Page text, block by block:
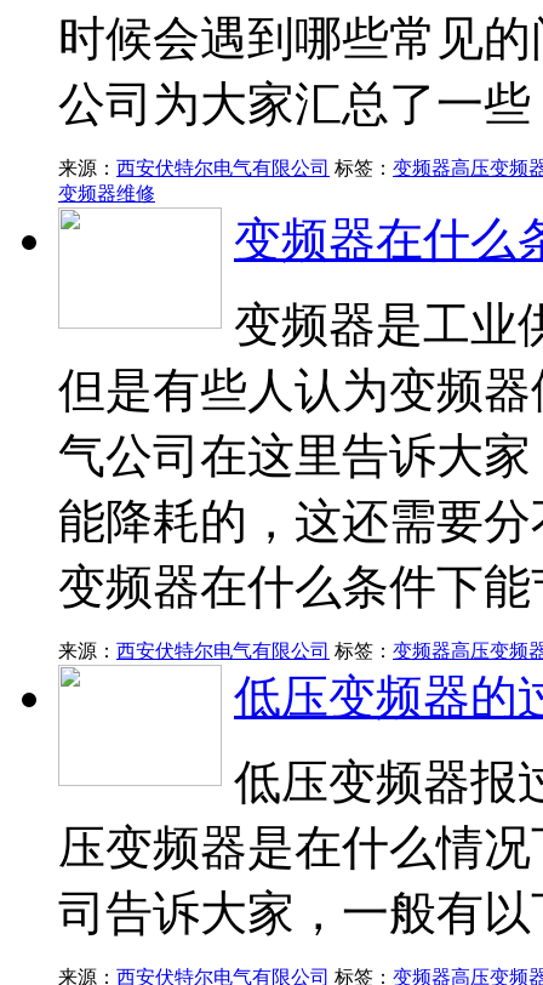
时候会遇到哪些常见
公司为大家汇总了一
来源： 西安伏特尔电气有限公司 标签： 变频器高压变频
变频器维修
变频器在什么
变频器是工业
但是有些人认为变频
气公司在这里告诉大
能降耗的，这还需要
变频器在什么条件下
来源： 西安伏特尔电气有限公司 标签： 变频器高压变频
低压变频器的
低压变频器报
压变频器是在什么情
司告诉大家，一般有
来源： 西安伏特尔电气有限公司 标签： 变频器高压变频